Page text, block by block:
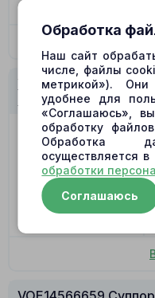
VOE14566659
(40+41)
Обработка
Наш сайт
числе, файлы
метрикой»).
удобнее для
«Соглашаюсь»,
обработку
Обработка
осуществляется в
обработки
Соглашаюсь